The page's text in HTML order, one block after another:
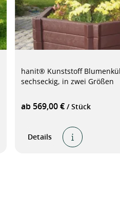
hanit® Kunststoff
sechseckig, in zwei Größen
ab 569,00 € / Stück
Details